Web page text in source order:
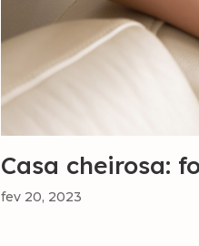
Casa cheirosa:
fev 20, 2023